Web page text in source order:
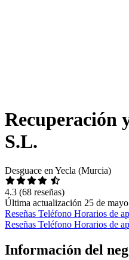
Recuperación
S.L.
Desguace en Yecla (Murcia)
4.3 (68 reseñas)
Última actualización 25 de
Reseñas Teléfono Horarios de
Reseñas Teléfono Horarios de
Información del